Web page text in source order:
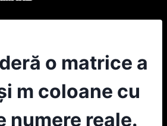
o matrice a
m coloane cu
numere reale.